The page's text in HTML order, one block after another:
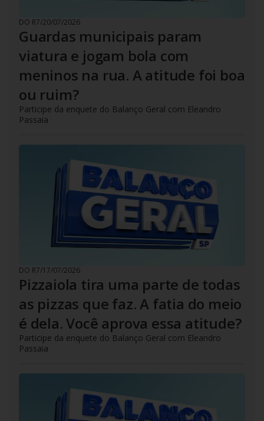
DO R7/20/07/2026
Guardas municipais param
viatura e jogam bola com
meninos na rua. A atitude foi boa
ou ruim?
Participe da enquete do Balanço Geral com Eleandro
Passaia
DO R7/17/07/2026
Pizzaiola tira uma parte de todas
as pizzas que faz. A fatia do meio
é dela. Você aprova essa atitude?
Participe da enquete do Balanço Geral com Eleandro
Passaia